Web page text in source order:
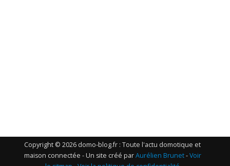
Copyright © 2026 domo-blog.fr : Toute l'actu domotique et
maison connectée - Un site créé parAurélien Brunet-Voir